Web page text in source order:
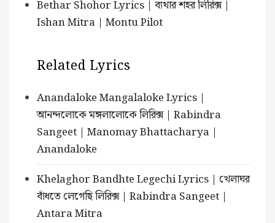
Bethar Shohor Lyrics | ব্যথার শহর লিরিক্স |
Ishan Mitra | Montu Pilot
Related Lyrics
Anandaloke Mangalaloke Lyrics |
আনন্দলোকে মঙ্গলালোকে লিরিক্স | Rabindra
Sangeet | Manomay Bhattacharya |
Anandaloke
Khelaghor Bandhte Legechi Lyrics | খেলাঘর
বাঁধতে লেগেছি লিরিক্স | Rabindra Sangeet |
Antara Mitra